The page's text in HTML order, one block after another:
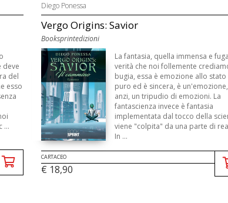
deve
del
esso
...
Diego Ponessa
Vergo Origins: Savior
Booksprintedizioni
La fantasia, quella immensa e
verità che noi follemente
bugia, essa è emozione allo stato
puro ed è sincera, è un'emozione,
anzi, un tripudio di emozioni. La
fantascienza invece è fantasia
implementata dal tocco della
viene "colpita" da una parte di
In ...
CARTACEO
€ 18,90